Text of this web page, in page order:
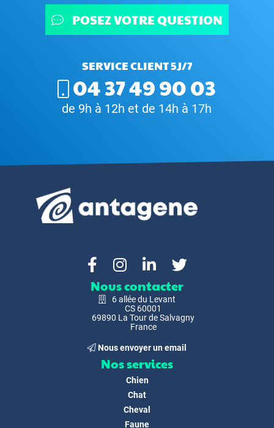
POSEZ VOTRE QUESTION
SERVICE CLIENT 5J/7
04 37 49 90 03
de 9h à 12h et de 14h à 17h
Nous contacter
6 allée du Levant
CS 60001
69890 La Tour de Salvagny
France
Nous envoyer un email
Nos services
Chien
Chat
Cheval
Faune